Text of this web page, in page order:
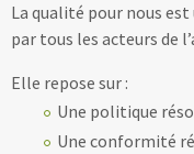
La qualité pour nous
par tous les acteurs de
Elle repose sur :
Une politique
Une conformité